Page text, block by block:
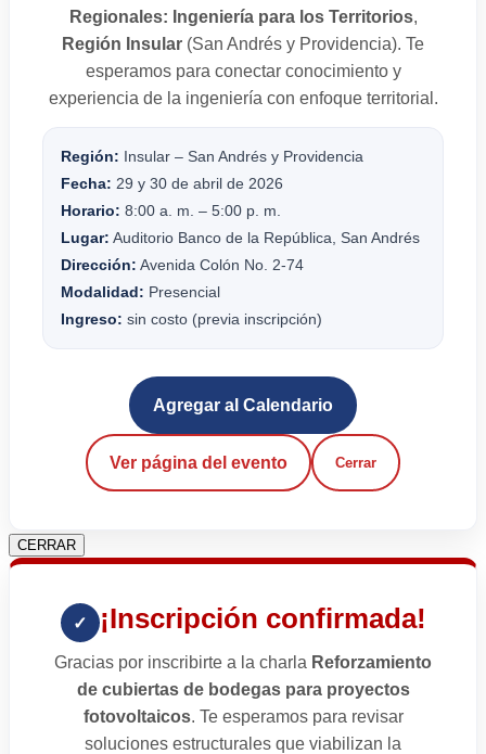
Regionales: Ingeniería para los Territorios,
Región Insular (San Andrés y Providencia). Te
esperamos para conectar conocimiento y
experiencia de la ingeniería con enfoque territorial.
Región: Insular – San Andrés y Providencia
Fecha: 29 y 30 de abril de 2026
Horario: 8:00 a. m. – 5:00 p. m.
Lugar: Auditorio Banco de la República, San Andrés
Dirección: Avenida Colón No. 2-74
Modalidad: Presencial
Ingreso: sin costo (previa inscripción)
Agregar al Calendario
Ver página del evento Cerrar
CERRAR
✓ ¡Inscripción confirmada!
Gracias por inscribirte a la charla Reforzamiento
de cubiertas de bodegas para proyectos
fotovoltaicos. Te esperamos para revisar
soluciones estructurales que viabilizan la